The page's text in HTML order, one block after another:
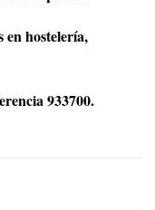
en hostelería,
933700.